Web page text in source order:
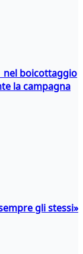
nel boicottaggio
la campagna
gli stessi»